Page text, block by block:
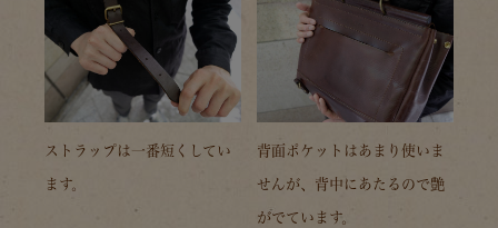
ストラップは一番短くしてい
ます。
背面ポケットはあまり使いま
せんが、背中にあたるので艶
がでています。